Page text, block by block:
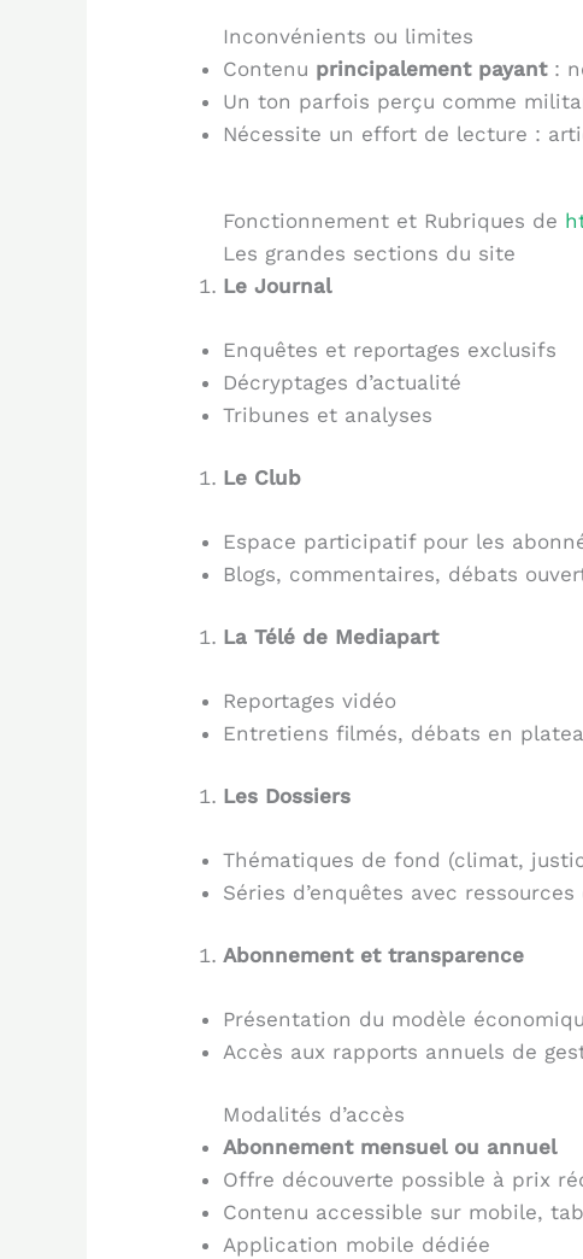
Inconvénients ou limites
Contenu principalement payant:
Un ton parfois perçu comme
Nécessite un effort de lecture :
Fonctionnement et Rubriques de
Les grandes sections du site
Le Journal
Enquêtes et reportages exclusifs
Décryptages d’actualité
Tribunes et analyses
Le Club
Espace participatif pour les
Blogs, commentaires, débats
La Télé de Mediapart
Reportages vidéo
Entretiens filmés, débats en
Les Dossiers
Thématiques de fond (climat,
Séries d’enquêtes avec
Abonnement et transparence
Présentation du modèle
Accès aux rapports annuels de
Modalités d’accès
Abonnement mensuel ou annuel
Offre découverte possible à prix
Contenu accessible sur mobile,
Application mobile dédiée